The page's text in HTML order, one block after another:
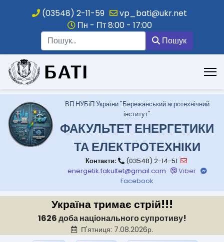
(03548) 2-11-59
vp_bati@ukr.net
Пн - Пт 8:00 - 17:00
Пошук
.
ВП НУБіП України "Бережанський агротехнічний
інститут"
ФАКУЛЬТЕТ ЕНЕРГЕТИКИ
ТА ЕЛЕКТРОТЕХНІКИ
Контакти:
(03548) 2-14-51
energetik.fakultet@gmail.com
Viber
Facebook
Україна тримає стрій!!!
1626 доба національного супротиву!
П'ятниця: 7.08.2026р.